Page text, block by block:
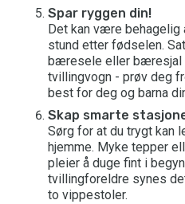
Spar ryggen din!
Det kan være
stund etter fødselen.
bæresele eller bæresjal
tvillingvogn - prøv deg
best for deg og barna
Skap smarte
Sørg for at du trygt kan
hjemme. Myke tepper
pleier å duge fint i
tvillingforeldre synes
to vippestoler.